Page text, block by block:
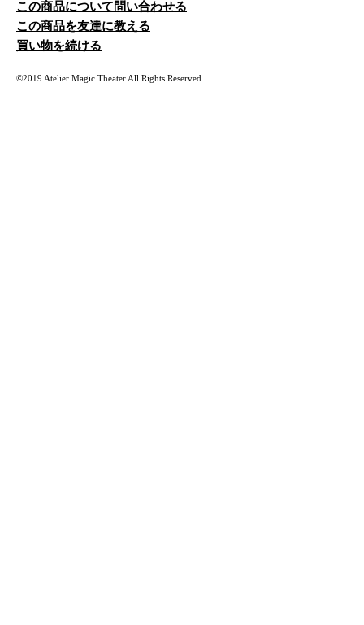
この商品について問い合わせる
この商品を友達に教える
買い物を続ける
©2019 Atelier Magic Theater All Rights Reserved.